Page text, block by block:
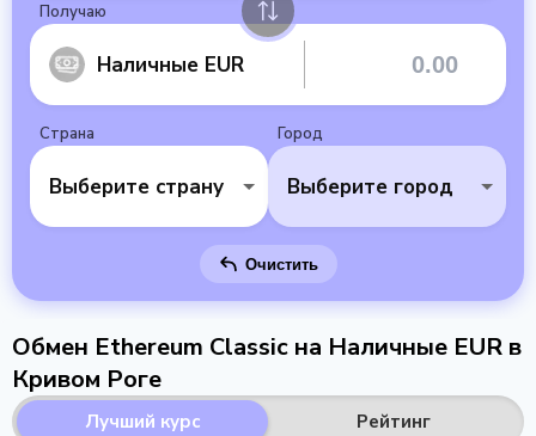
Получаю
Наличные EUR
Страна
Выберите страну
Город
Выберите город
Очистить
Обмен Ethereum Classic на Наличные EUR в
Кривом Роге
Лучший курс Рейтинг